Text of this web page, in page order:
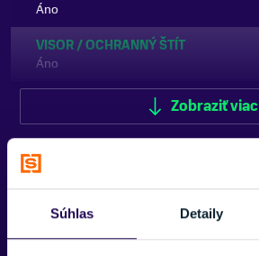
Súhlas Detaily
Áno
VISOR / OCHRANNÝ ŠTÍT
Áno
ZNAČKA
Fox Racing
Zobraziť menej
Zobraziť viac